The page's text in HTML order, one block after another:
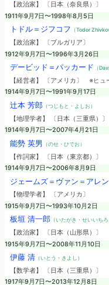
【政治家】 〔日本（奈良県）〕
1911年9月7日〜1998年8月5日
トドル＝ジフコフ （Todor
【政治家】 〔ブルガリア〕
1912年9月7日〜1996年3月26日
デービッド＝パッカード （
【経営者】 〔アメリカ〕 ※ヒュ
1914年9月7日〜1991年9月17日
辻本 芳郎（つじもと・よしお）
【地理学者】 〔日本（三重県）〕
1914年9月7日〜2007年4月21日
能勢 英男 （のせ・ひでお）
【作詞家】 〔日本（東京都）〕
1914年9月7日〜2006年8月9日
ジェームズ＝ヴァン＝アレン
【物理学者】 〔アメリカ〕
1915年9月7日〜1993年10月2日
板垣 清一郎（いたがき・せいいちろ
【政治家】 〔日本（山形県）〕
1915年9月7日〜2008年11月10日
伊藤 清（いとう・きよし）
【数学者】 〔日本（三重県）〕
1917年9月7日〜2013年12月8日